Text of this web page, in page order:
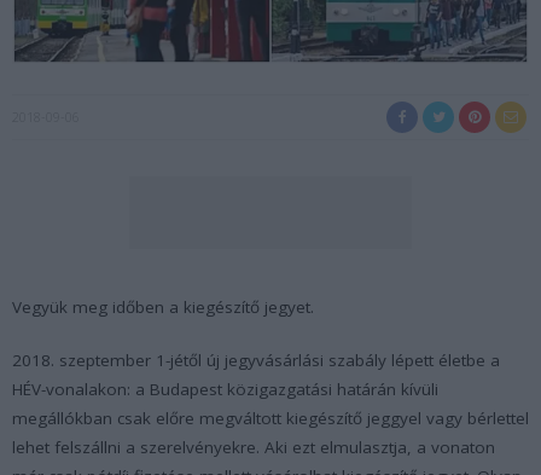
Vegyük meg időben a kiegészítő jegyet.
2018. szeptember 1-jétől új jegyvásárlási szabály lépett életbe a
HÉV-vonalakon: a Budapest közigazgatási határán kívüli
megállókban csak előre megváltott kiegészítő jeggyel vagy bérlettel
lehet felszállni a szerelvényekre. Aki ezt elmulasztja, a vonaton